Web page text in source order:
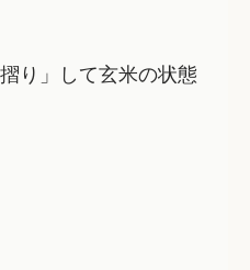
り」して玄米の状態